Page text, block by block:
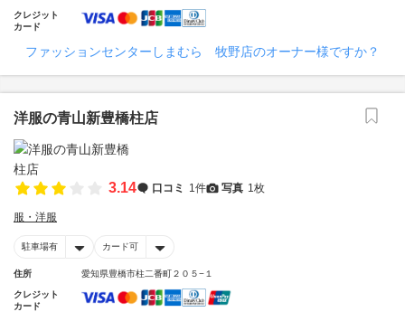
クレジット
カード
ファッションセンターしまむら 牧野店のオーナー様ですか？
洋服の青山新豊橋柱店
3.14 口コミ 1件 写真 1枚
服・洋服
駐車場有 カード可
住所 愛知県豊橋市柱二番町２０５−１
クレジット
カード